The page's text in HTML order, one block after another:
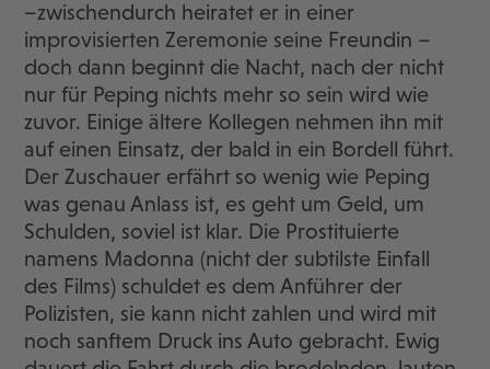
–zwischendurch heiratet er in einer
improvisierten Zeremonie seine Freundin –
doch dann beginnt die Nacht, nach der nicht
nur für Peping nichts mehr so sein wird wie
zuvor. Einige ältere Kollegen nehmen ihn mit
auf einen Einsatz, der bald in ein Bordell führt.
Der Zuschauer erfährt so wenig wie Peping
was genau Anlass ist, es geht um Geld, um
Schulden, soviel ist klar. Die Prostituierte
namens Madonna (nicht der subtilste Einfall
des Films) schuldet es dem Anführer der
Polizisten, sie kann nicht zahlen und wird mit
noch sanftem Druck ins Auto gebracht. Ewig